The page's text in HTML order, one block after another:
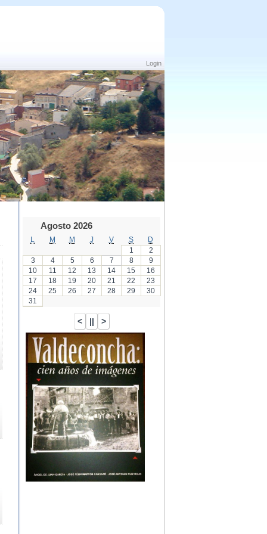
Login
Agosto 2026
M M J V S
D
1
2
3
4 5 6 7 8
9
10
11 12 13 14 15
16
17
18 19 20 21 22
23
24
25 26 27 28 29
30
31